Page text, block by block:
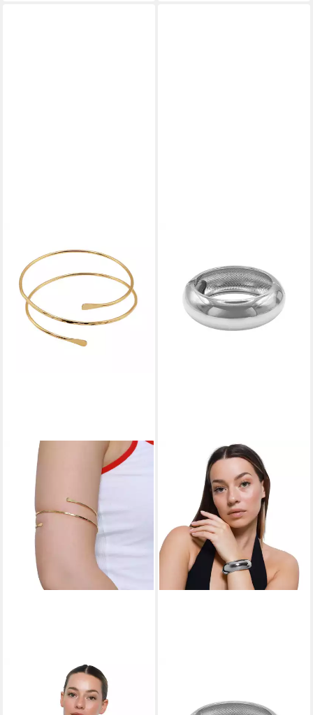
Armband Nerina goldfarben
(Armband, inkl.
poliert (Armband, inkl.